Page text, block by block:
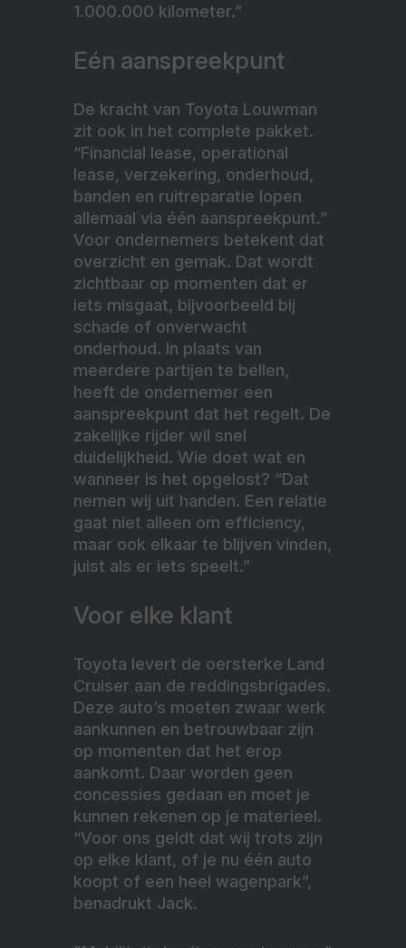
1.000.000 kilometer.”
Eén aanspreekpunt
De kracht van Toyota Louwman
zit ook in het complete pakket.
“Financial lease, operational
lease, verzekering, onderhoud,
banden en ruitreparatie lopen
allemaal via één aanspreekpunt.”
Voor ondernemers betekent dat
overzicht en gemak. Dat wordt
zichtbaar op momenten dat er
iets misgaat, bijvoorbeeld bij
schade of onverwacht
onderhoud. In plaats van
meerdere partijen te bellen,
heeft de ondernemer een
aanspreekpunt dat het regelt. De
zakelijke rijder wil snel
duidelijkheid. Wie doet wat en
wanneer is het opgelost? “Dat
nemen wij uit handen. Een relatie
gaat niet alleen om efficiency,
maar ook elkaar te blijven vinden,
juist als er iets speelt.”
Voor elke klant
Toyota levert de oersterke Land
Cruiser aan de reddingsbrigades.
Deze auto’s moeten zwaar werk
aankunnen en betrouwbaar zijn
op momenten dat het erop
aankomt. Daar worden geen
concessies gedaan en moet je
kunnen rekenen op je materieel.
“Voor ons geldt dat wij trots zijn
op elke klant, of je nu één auto
koopt of een heel wagenpark”,
benadrukt Jack.